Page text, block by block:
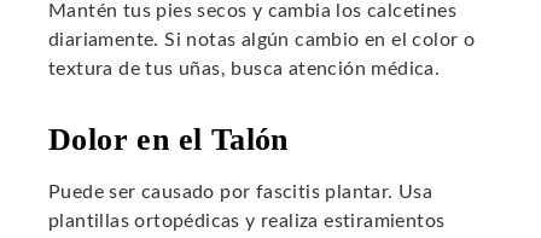
Mantén tus pies secos y cambia los calcetines
diariamente. Si notas algún cambio en el color o
textura de tus uñas, busca atención médica.
Dolor en el Talón
Puede ser causado por fascitis plantar. Usa
plantillas ortopédicas y realiza estiramientos